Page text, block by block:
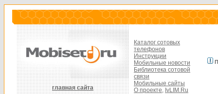
главная сайта
Каталог сотовых
телефонов
Инструкции
Мобильные новости
Библиотека сотовой
связи
Мобильные сайты
О проекте, IvLIM.Ru